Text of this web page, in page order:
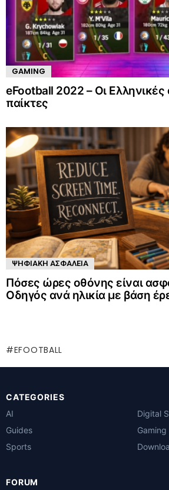
GAMING
eFootball 2022 – Οι Ελληνικές
παίκτες
ΨΗΦΙΑΚΗ ΑΣΦΑΛΕΙΑ
Πόσες ώρες οθόνης είναι
Οδηγός ανά ηλικία με βάση
EFOOTBALL
CATEGORIES
AI
Digital
Guides
Gaming
Sports
FORUM